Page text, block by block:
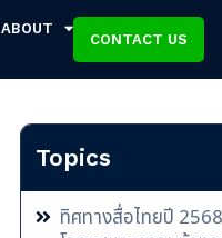
ABOUT
CONTACT US
Topics
ทิศทางสื่อไทยปี